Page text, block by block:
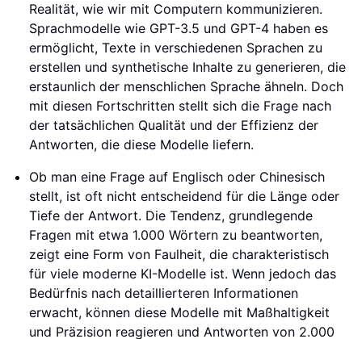
Realität, wie wir mit Computern kommunizieren.
Sprachmodelle wie GPT-3.5 und GPT-4 haben es
ermöglicht, Texte in verschiedenen Sprachen zu
erstellen und synthetische Inhalte zu generieren, die
erstaunlich der menschlichen Sprache ähneln. Doch
mit diesen Fortschritten stellt sich die Frage nach
der tatsächlichen Qualität und der Effizienz der
Antworten, die diese Modelle liefern.
Ob man eine Frage auf Englisch oder Chinesisch
stellt, ist oft nicht entscheidend für die Länge oder
Tiefe der Antwort. Die Tendenz, grundlegende
Fragen mit etwa 1.000 Wörtern zu beantworten,
zeigt eine Form von Faulheit, die charakteristisch
für viele moderne KI-Modelle ist. Wenn jedoch das
Bedürfnis nach detaillierteren Informationen
erwacht, können diese Modelle mit Maßhaltigkeit
und Präzision reagieren und Antworten von 2.000